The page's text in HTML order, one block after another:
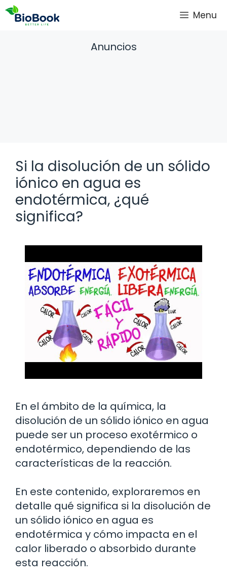
Saltar
Menu
Anuncios
Si la disolución de un sólido
iónico en agua es
endotérmica, ¿qué
significa?
En el ámbito de la química, la
disolución de un sólido iónico en agua
puede ser un proceso exotérmico o
endotérmico, dependiendo de las
características de la reacción.
En este contenido, exploraremos en
detalle qué significa si la disolución de
un sólido iónico en agua es
endotérmica y cómo impacta en el
calor liberado o absorbido durante
esta reacción.